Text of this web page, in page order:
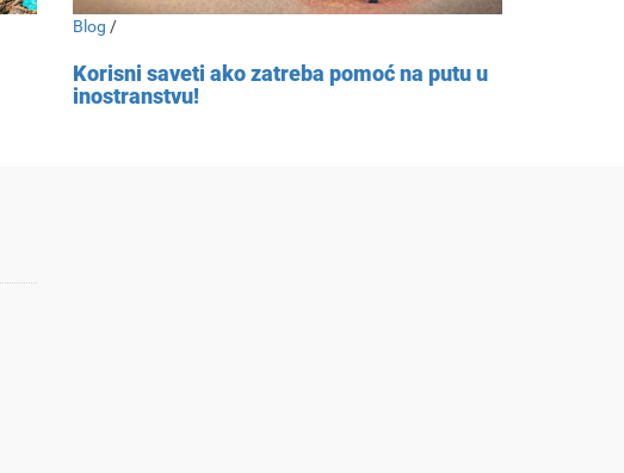
Blog /
Korisni saveti ako zatreba pomoć na putu u
inostranstvu!